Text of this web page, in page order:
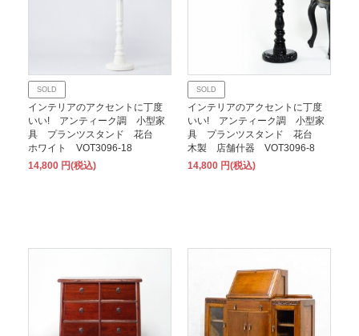
SOLD
インテリアのアクセントに丁度
いい! アンティーク調 小型家
具 プランツスタンド 花台
ホワイト VOT3096-18
14,800 円(税込)
SOLD
インテリアのアクセントに丁度
いい! アンティーク調 小型家
具 プランツスタンド 花台
木製 店舗什器 VOT3096-8
14,800 円(税込)